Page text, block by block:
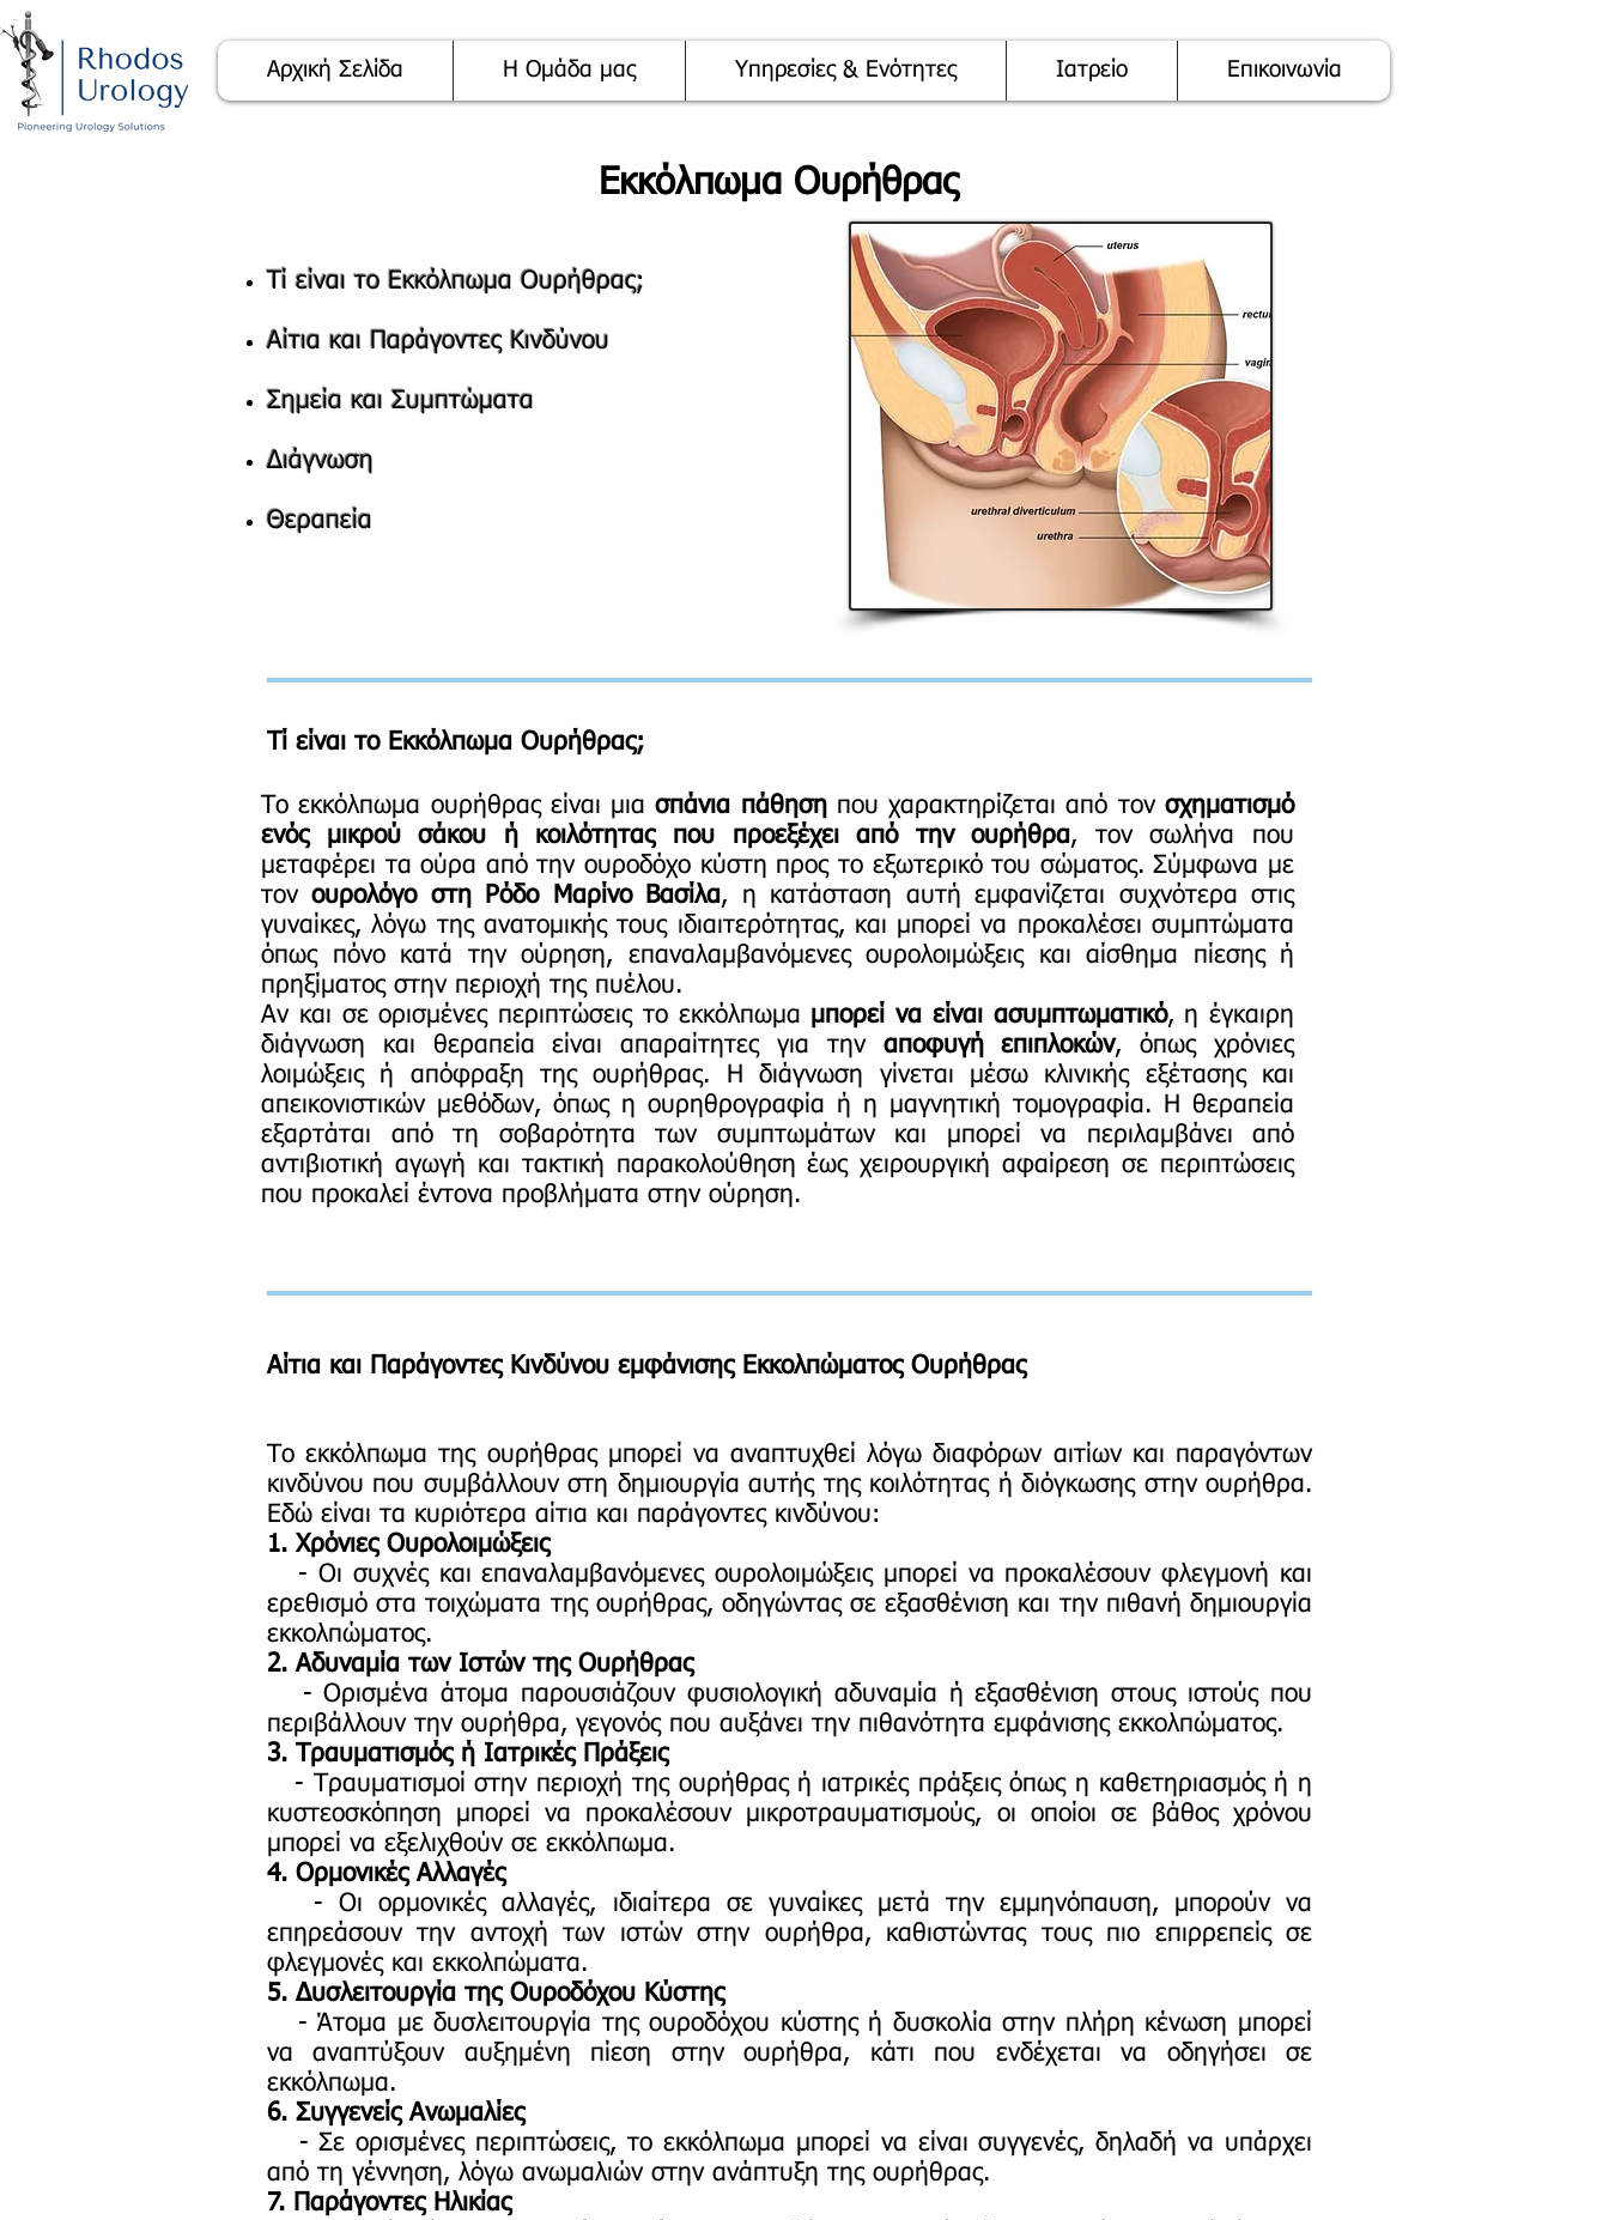
Αρχική Σελίδα Η Ομάδα μας Υπηρεσίες & Ενότητες Ιατρείο Επικοινωνία
Εκκόλπωμα Ουρήθρας
Τί είναι το Εκκόλπωμα Ουρήθρας;
Αίτια και Παράγοντες Κινδύνου
Σημεία και Συμπτώματα
Διάγνωση
Θεραπεία
Τί είναι το Εκκόλπωμα Ουρήθρας;
Το εκκόλπωμα ουρήθρας είναι μιασπάνια πάθησηπου χαρακτηρίζεται από τονσχηματισμό
ενός μικρού σάκου ή κοιλότητας που προεξέχει από την ουρήθρα, τον σωλήνα που
μεταφέρει τα ούρα από την ουροδόχο κύστη προς το εξωτερικό του σώματος. Σύμφωνα με
τονουρολόγο στη Ρόδο Μαρίνο Βασίλα, η κατάσταση αυτή εμφανίζεται συχνότερα στις
γυναίκες, λόγω της ανατομικής τους ιδιαιτερότητας, και μπορεί να προκαλέσει συμπτώματα
όπως πόνο κατά την ούρηση, επαναλαμβανόμενες ουρολοιμώξεις και αίσθημα πίεσης ή
πρηξίματος στην περιοχή της πυέλου.
Αν και σε ορισμένες περιπτώσεις το εκκόλπωμα μπορεί να είναι ασυμπτωματικό, η έγκαιρη
διάγνωση και θεραπεία είναι απαραίτητες για την αποφυγή επιπλοκών, όπως χρόνιες
λοιμώξεις ή απόφραξη της ουρήθρας. Η διάγνωση γίνεται μέσω κλινικής εξέτασης και
απεικονιστικών μεθόδων, όπως η ουρηθρογραφία ή η μαγνητική τομογραφία. Η θεραπεία
εξαρτάται από τη σοβαρότητα των συμπτωμάτων και μπορεί να περιλαμβάνει από
αντιβιοτική αγωγή και τακτική παρακολούθηση έως χειρουργική αφαίρεση σε περιπτώσεις
που προκαλεί έντονα προβλήματα στην ούρηση.
Αίτια και Παράγοντες Κινδύνου εμφάνισης Εκκολπώματος Ουρήθρας
Το εκκόλπωμα της ουρήθρας μπορεί να αναπτυχθεί λόγω διαφόρων αιτίων και παραγόντων
κινδύνου που συμβάλλουν στη δημιουργία αυτής της κοιλότητας ή διόγκωσης στην ουρήθρα.
Εδώ είναι τα κυριότερα αίτια και παράγοντες κινδύνου:
1. Χρόνιες Ουρολοιμώξεις
- Οι συχνές και επαναλαμβανόμενες ουρολοιμώξεις μπορεί να προκαλέσουν φλεγμονή και
ερεθισμό στα τοιχώματα της ουρήθρας, οδηγώντας σε εξασθένιση και την πιθανή δημιουργία
εκκολπώματος.
2. Αδυναμία των Ιστών της Ουρήθρας
- Ορισμένα άτομα παρουσιάζουν φυσιολογική αδυναμία ή εξασθένιση στους ιστούς που
περιβάλλουν την ουρήθρα, γεγονός που αυξάνει την πιθανότητα εμφάνισης εκκολπώματος.
3. Τραυματισμός ή Ιατρικές Πράξεις
- Τραυματισμοί στην περιοχή της ουρήθρας ή ιατρικές πράξεις όπως η καθετηριασμός ή η
κυστεοσκόπηση μπορεί να προκαλέσουν μικροτραυματισμούς, οι οποίοι σε βάθος χρόνου
μπορεί να εξελιχθούν σε εκκόλπωμα.
4. Ορμονικές Αλλαγές
- Οι ορμονικές αλλαγές, ιδιαίτερα σε γυναίκες μετά την εμμηνόπαυση, μπορούν να
επηρεάσουν την αντοχή των ιστών στην ουρήθρα, καθιστώντας τους πιο επιρρεπείς σε
φλεγμονές και εκκολπώματα.
5. Δυσλειτουργία της Ουροδόχου Κύστης
- Άτομα με δυσλειτουργία της ουροδόχου κύστης ή δυσκολία στην πλήρη κένωση μπορεί
να αναπτύξουν αυξημένη πίεση στην ουρήθρα, κάτι που ενδέχεται να οδηγήσει σε
εκκόλπωμα.
6. Συγγενείς Ανωμαλίες
- Σε ορισμένες περιπτώσεις, το εκκόλπωμα μπορεί να είναι συγγενές, δηλαδή να υπάρχει
από τη γέννηση, λόγω ανωμαλιών στην ανάπτυξη της ουρήθρας.
7. Παράγοντες Ηλικίας